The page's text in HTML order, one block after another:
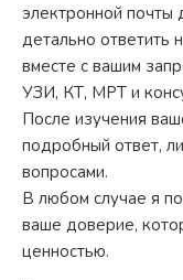
электронной почты
детально ответить
вместе с вашим
УЗИ, КТ, МРТ и
После изучения
подробный ответ,
вопросами.
В любом случае я
ваше доверие,
ценностью.